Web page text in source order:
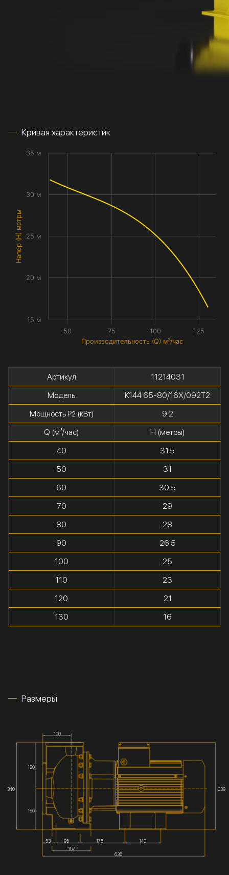
Кривая характеристик
Производительность (Q) м³/час
Напор (H) метры
50 75 100 125
15 м
20 м
25 м
30 м
35 м
Артикул
11214031
Модель
К144 65-80/16Х/092Т2
Мощность P2 (кВт)
9.2
Q (м³/час)
H (метры)
40
31.5
50
31
60
30.5
70
29
80
28
90
26.5
100
25
110
23
120
21
130
16
Размеры
100
340
180
160
339
53 95 175
140
152
636